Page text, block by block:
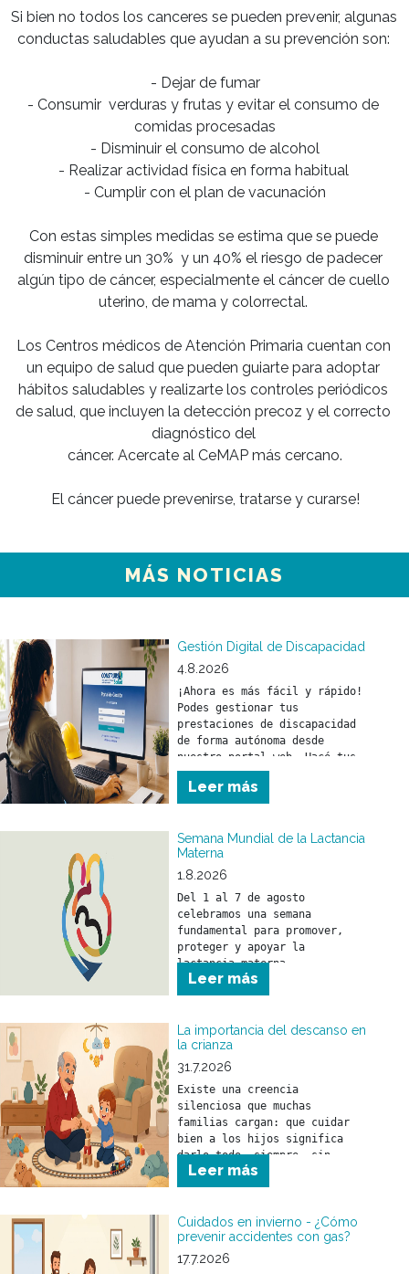
Si bien no todos los canceres se pueden prevenir, algunas
conductas saludables que ayudan a su prevención son:
- Dejar de fumar
- Consumir  verduras y frutas y evitar el consumo de
comidas procesadas
- Disminuir el consumo de alcohol
- Realizar actividad física en forma habitual
- Cumplir con el plan de vacunación
Con estas simples medidas se estima que se puede
disminuir entre un 30%  y un 40% el riesgo de padecer
algún tipo de cáncer, especialmente el cáncer de cuello
uterino, de mama y colorrectal.
Los Centros médicos de Atención Primaria cuentan con
un equipo de salud que pueden guiarte para adoptar
hábitos saludables y realizarte los controles periódicos
de salud, que incluyen la detección precoz y el correcto
diagnóstico del
cáncer. Acercate al CeMAP más cercano.
El cáncer puede prevenirse, tratarse y curarse!
MÁS NOTICIAS
Gestión Digital de Discapacidad
4.8.2026
¡Ahora es más fácil y rápido!
Podes gestionar tus
prestaciones de discapacidad
de forma autónoma desde
nuestro portal web. Hacé tus
trámites en el momento que lo
necesites y sin moverte de tu
casa.
Leer más
Semana Mundial de la Lactancia
Materna
1.8.2026
Del 1 al 7 de agosto
celebramos una semana
fundamental para promover,
proteger y apoyar la
lactancia materna.
Leer más
La importancia del descanso en
la crianza
31.7.2026
Existe una creencia
silenciosa que muchas
familias cargan: que cuidar
bien a los hijos significa
darlo todo, siempre, sin
parar.
Leer más
Cuidados en invierno - ¿Cómo
prevenir accidentes con gas?
17.7.2026